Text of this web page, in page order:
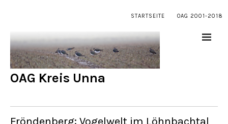
STARTSEITE OAG 2001-2018
OAG Kreis Unna